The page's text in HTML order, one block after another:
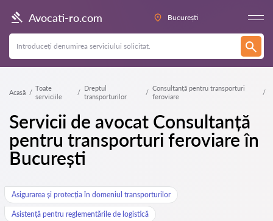
Avocati-ro.com București
Acasă
Toate
serviciile
Dreptul
transporturilor
Consultanță pentru transporturi
feroviare
Servicii de avocat Consultanță
pentru transporturi feroviare în
București
Asigurarea și protecția în domeniul transporturilor
Asistență pentru reglementările de logistică